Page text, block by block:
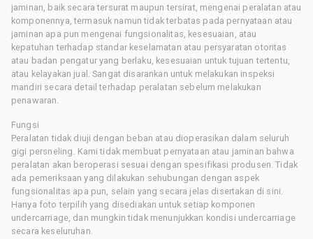
jaminan, baik secara tersurat maupun tersirat, mengenai peralatan atau
komponennya, termasuk namun tidak terbatas pada pernyataan atau
jaminan apa pun mengenai fungsionalitas, kesesuaian, atau
kepatuhan terhadap standar keselamatan atau persyaratan otoritas
atau badan pengatur yang berlaku, kesesuaian untuk tujuan tertentu,
atau kelayakan jual. Sangat disarankan untuk melakukan inspeksi
mandiri secara detail terhadap peralatan sebelum melakukan
penawaran.
Fungsi
Peralatan tidak diuji dengan beban atau dioperasikan dalam seluruh
gigi persneling. Kami tidak membuat pernyataan atau jaminan bahwa
peralatan akan beroperasi sesuai dengan spesifikasi produsen. Tidak
ada pemeriksaan yang dilakukan sehubungan dengan aspek
fungsionalitas apa pun, selain yang secara jelas disertakan di sini.
Hanya foto terpilih yang disediakan untuk setiap komponen
undercarriage, dan mungkin tidak menunjukkan kondisi undercarriage
secara keseluruhan.